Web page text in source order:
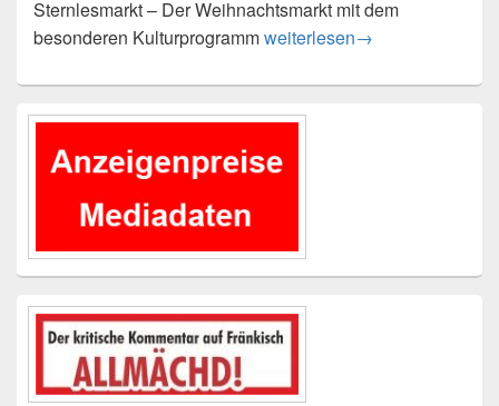
Sternlesmarkt – Der Weihnachtsmarkt mit dem
besonderen KulturprogrammBarockfeuerwerk und
weiterlesen→
Primärer
Widgetbereich